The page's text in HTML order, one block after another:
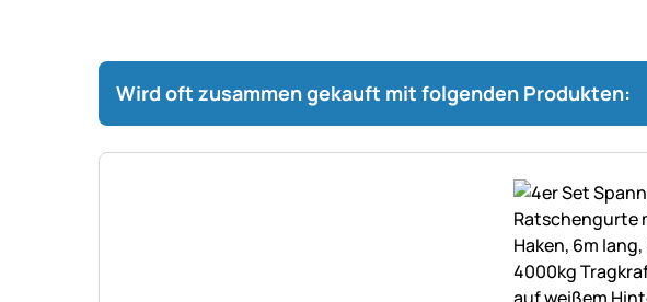
Wird oft zusammen gekauft mit folgenden Produkten: